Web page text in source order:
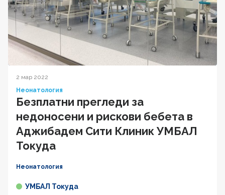
2 мар 2022
Неонатология
Безплатни прегледи за
недоносени и рискови бебета в
Аджибадем Сити Клиник УМБАЛ
Токуда
Неонатология
УМБАЛ Токуда